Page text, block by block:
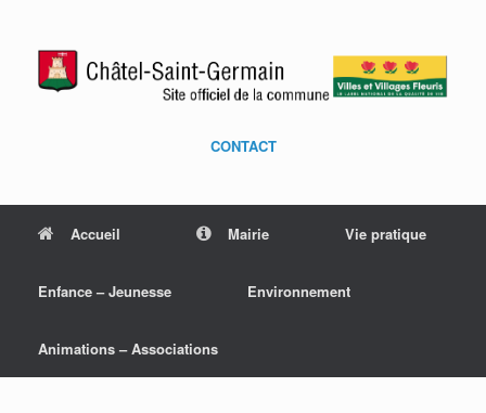
CONTACT
Accueil Mairie Vie pratique
Enfance – Jeunesse Environnement
Animations – Associations